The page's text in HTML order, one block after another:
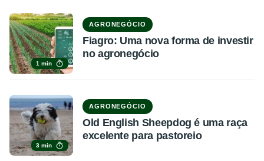
1 min
AGRONEGÓCIO
Fiagro: Uma nova forma de investir
no agronegócio
3 min
AGRONEGÓCIO
Old English Sheepdog é uma raça
excelente para pastoreio